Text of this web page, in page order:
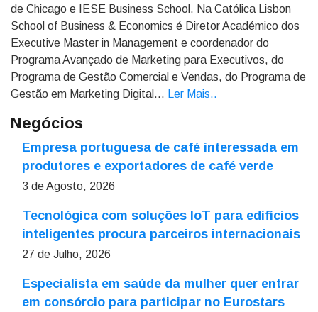
de Chicago e IESE Business School. Na Católica Lisbon
School of Business & Economics é Diretor Académico dos
Executive Master in Management e coordenador do
Programa Avançado de Marketing para Executivos, do
Programa de Gestão Comercial e Vendas, do Programa de
Gestão em Marketing Digital...
Ler Mais..
Negócios
Empresa portuguesa de café interessada em
produtores e exportadores de café verde
3 de Agosto, 2026
Tecnológica com soluções IoT para edifícios
inteligentes procura parceiros internacionais
27 de Julho, 2026
Especialista em saúde da mulher quer entrar
em consórcio para participar no Eurostars